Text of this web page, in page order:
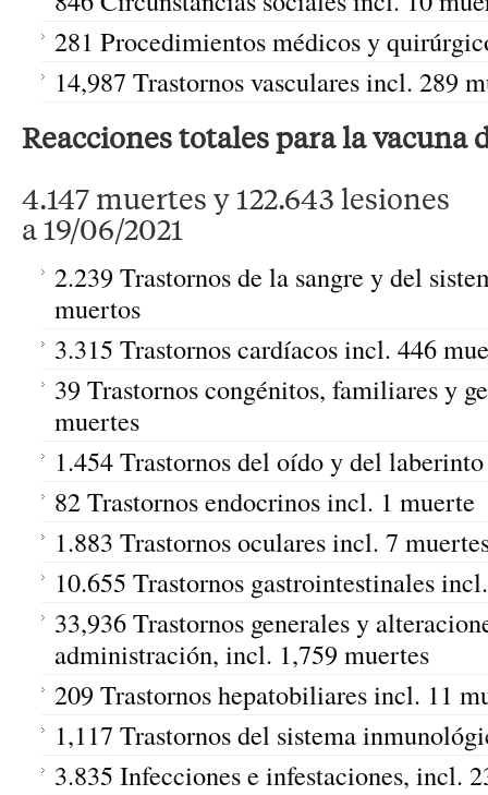
281 Procedimientos médicos y
14,987 Trastornos vasculares incl. 289
Reacciones totales para la vacuna
4.147 muertes y 122.643 lesiones
a 19/06/2021
2.239 Trastornos de la sangre y del
muertos
3.315 Trastornos cardíacos incl. 446
39 Trastornos congénitos, familiares y
muertes
1.454 Trastornos del oído y del laberinto
82 Trastornos endocrinos incl. 1 muerte
1.883 Trastornos oculares incl. 7
10.655 Trastornos gastrointestinales
33,936 Trastornos generales y
administración, incl. 1,759 muertes
209 Trastornos hepatobiliares incl. 11
1,117 Trastornos del sistema
3.835 Infecciones e infestaciones, incl.